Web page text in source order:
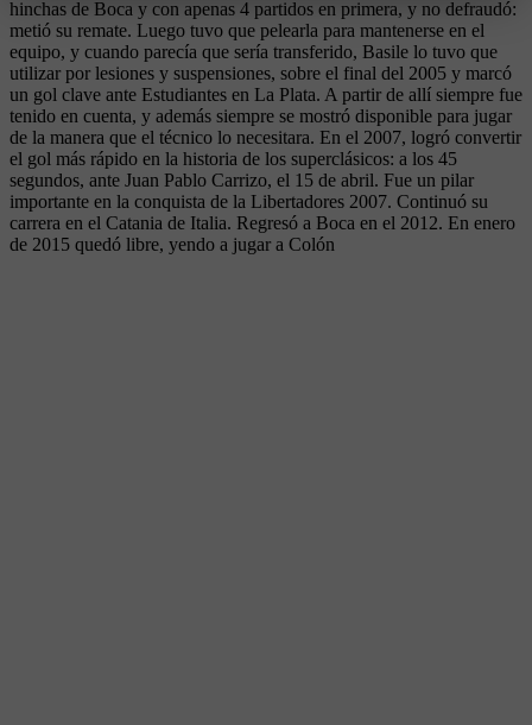
hinchas de Boca y con apenas 4 partidos en primera, y no defraudó:
metió su remate. Luego tuvo que pelearla para mantenerse en el
equipo, y cuando parecía que sería transferido, Basile lo tuvo que
utilizar por lesiones y suspensiones, sobre el final del 2005 y marcó
un gol clave ante Estudiantes en La Plata. A partir de allí siempre fue
tenido en cuenta, y además siempre se mostró disponible para jugar
de la manera que el técnico lo necesitara. En el 2007, logró convertir
el gol más rápido en la historia de los superclásicos: a los 45
segundos, ante Juan Pablo Carrizo, el 15 de abril. Fue un pilar
importante en la conquista de la Libertadores 2007. Continuó su
carrera en el Catania de Italia. Regresó a Boca en el 2012. En enero
de 2015 quedó libre, yendo a jugar a Colón